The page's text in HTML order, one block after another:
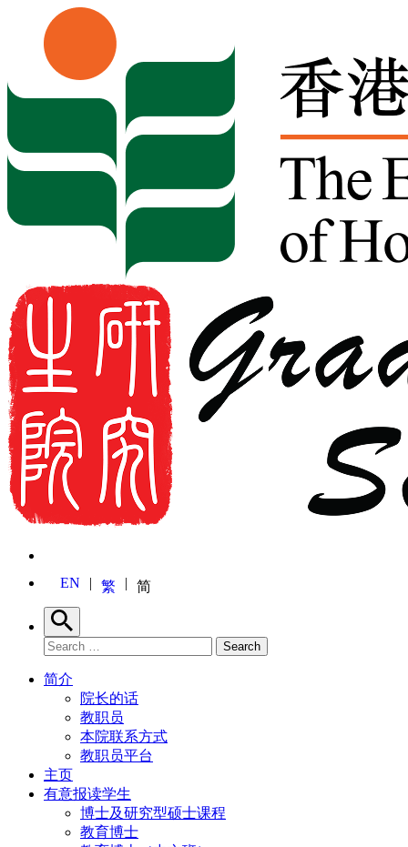
Skip to content
EN 繁 简
Search
Search for: Search
简介
院长的话
教职员
本院联系方式
教职员平台
主页
有意报读学生
博士及研究型硕士课程
教育博士